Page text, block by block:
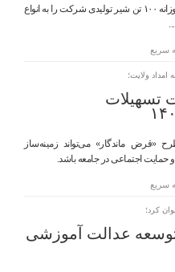
در زمینی سه هکتاری احداث خواهد شد و روزانه ۱۰۰ تن شیر تولیدی شرکت را به انواع
سریع
ولایت؛
تسهیلات
ماندگار» می‌تواند زمینه‌ساز
حمایت اجتماعی در جامعه باشد.
سریع
کرد؛
عدالت آموزشی